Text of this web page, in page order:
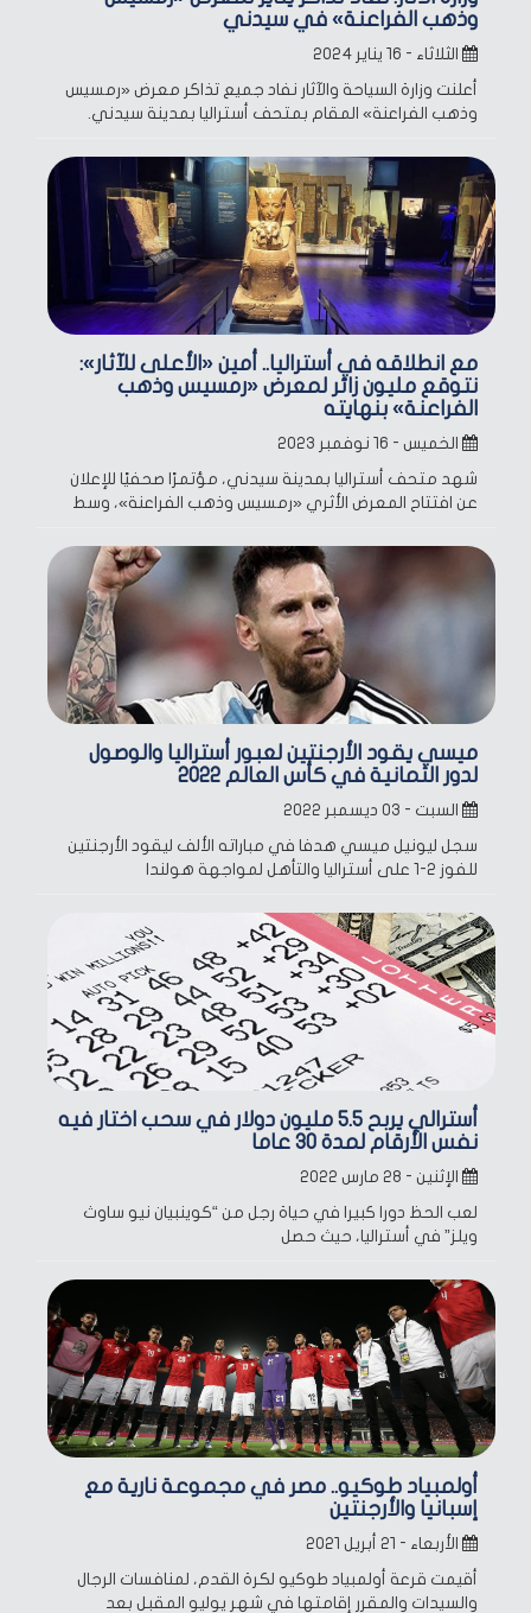
وذهب الفراعنة» في سيدني
الثلاثاء - ١٦ يناير ٢٠٢٤
أعلنت وزارة السياحة والآثار نفاد جميع تذاكر معرض «رمسيس
وذهب الفراعنة» المقام بمتحف أستراليا بمدينة سيدني.
مع انطلاقه في أستراليا.. أمين «الأعلى للآثار»:
نتوقع مليون زائر لمعرض «رمسيس وذهب
الفراعنة» بنهايته
الخميس - ١٦ نوفمبر ٢٠٢٣
شهد متحف أستراليا بمدينة سيدني، مؤتمرًا صحفيًا للإعلان
عن افتتاح المعرض الأثري «رمسيس وذهب الفراعنة»، وسط
ميسي يقود الأرجنتين لعبور أستراليا والوصول
لدور الثمانية في كأس العالم 2022
السبت - ٠٣ ديسمبر ٢٠٢٢
سجل ليونيل ميسي هدفا في مباراته الألف ليقود الأرجنتين
للفوز 2-1 على أستراليا والتأهل لمواجهة هولندا
أسترالي يربح 5.5 مليون دولار في سحب اختار فيه
نفس الأرقام لمدة 30 عاما
الإثنين - ٢٨ مارس ٢٠٢٢
لعب الحظ دورا كبيرا في حياة رجل من “كوينبيان نيو ساوث
ويلز” في أستراليا، حيث حصل
أولمبياد طوكيو.. مصر في مجموعة نارية مع
إسبانيا والأرجنتين
الأربعاء - ٢١ أبريل ٢٠٢١
أقيمت قرعة أولمبياد طوكيو لكرة القدم، لمنافسات الرجال
والسيدات والمقرر إقامتها في شهر يوليو المقبل بعد